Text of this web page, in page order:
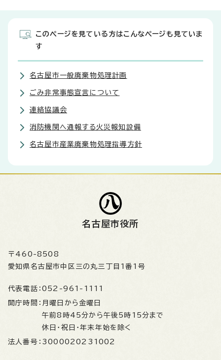
このページを見ている方はこんなページも見ていま
す
名古屋市一般廃棄物処理計画
ごみ非常事態宣言について
連絡協議会
消防機関へ通報する火災報知設備
名古屋市産業廃棄物処理指導方針
名古屋市役所
〒460-8508
愛知県名古屋市中区三の丸三丁目1番1号
代表電話： 052-961-1111
開庁時間： 月曜日から金曜日
午前8時45分から午後5時15分まで
休日・祝日・年末年始を除く
法人番号： 3000020231002